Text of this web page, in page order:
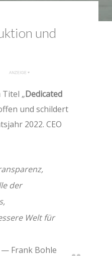
und
„Dedicated
und schildert
2022. CEO
der
Welt für
Frank Bohle